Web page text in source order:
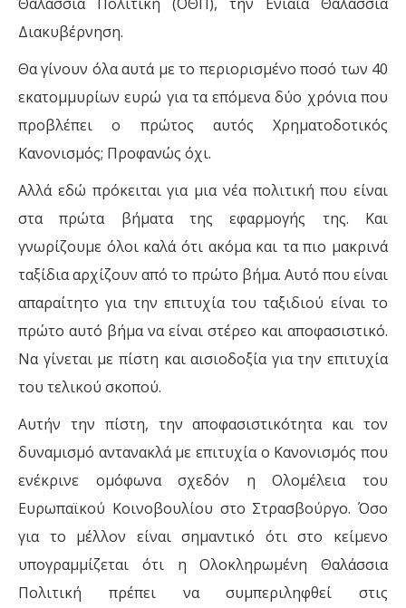
Διακυβέρνηση.
Θα γίνουν όλα αυτά με το περιορισμένο ποσό των 40
εκατομμυρίων ευρώ για τα επόμενα δύο χρόνια που
προβλέπει ο πρώτος αυτός Χρηματοδοτικός
Κανονισμός; Προφανώς όχι.
Αλλά εδώ πρόκειται για μια νέα πολιτική που είναι
στα πρώτα βήματα της εφαρμογής της. Και
γνωρίζουμε όλοι καλά ότι ακόμα και τα πιο μακρινά
ταξίδια αρχίζουν από το πρώτο βήμα. Αυτό που είναι
απαραίτητο για την επιτυχία του ταξιδιού είναι το
πρώτο αυτό βήμα να είναι στέρεο και αποφασιστικό.
Να γίνεται με πίστη και αισιοδοξία για την επιτυχία
του τελικού σκοπού.
Αυτήν την πίστη, την αποφασιστικότητα και τον
δυναμισμό αντανακλά με επιτυχία ο Κανονισμός που
ενέκρινε ομόφωνα σχεδόν η Ολομέλεια του
Ευρωπαϊκού Κοινοβουλίου στο Στρασβούργο. Όσο
για το μέλλον είναι σημαντικό ότι στο κείμενο
υπογραμμίζεται ότι η Ολοκληρωμένη Θαλάσσια
Πολιτική πρέπει να συμπεριληφθεί στις